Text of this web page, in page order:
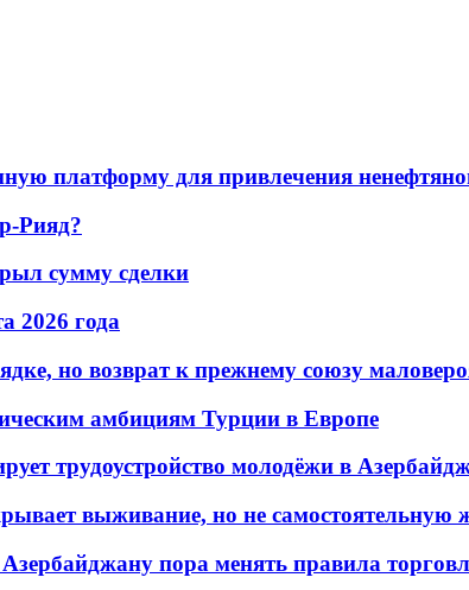
платформу для привлечения
Рияд?
сумму сделки
2026 года
но возврат к прежнему союзу
амбициям Турции в Европе
трудоустройство молодёжи в
выживание, но не самостоятельную
пора менять правила